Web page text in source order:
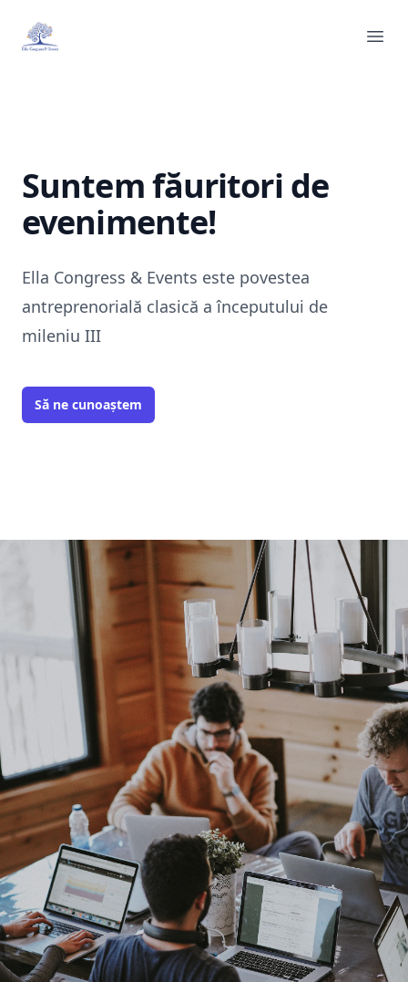
Ella Congress & Events
Suntem făuritori de
evenimente!
Ella Congress & Events este povestea
antreprenorială clasică a începutului de
mileniu III
Să ne cunoaștem